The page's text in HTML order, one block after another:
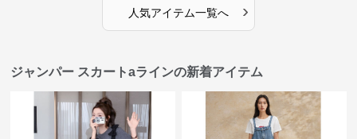
人気アイテム一覧へ ›
ジャンパー スカートaラインの新着アイテム